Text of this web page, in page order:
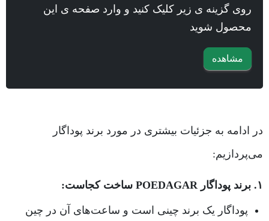
روی گزینه ی زیر کلیک کنید و وارد صفحه ی این
محصول شوید
مشاهده
در ادامه به جزئیات بیشتری در مورد برند پوداگار
می‌پردازیم:
۱. برند پوداگار POEDAGAR ساخت کجاست:
پوداگار یک برند چینی است و ساعت‌های آن در چین